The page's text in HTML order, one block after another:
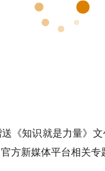
《知识就是力量》
方新媒体平台相关